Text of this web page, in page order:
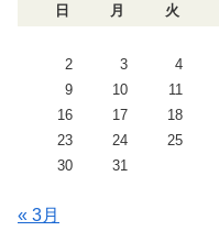
日 月 火
2
3 4
9
10 11
16
17 18
23
24 25
30
31
« 3月